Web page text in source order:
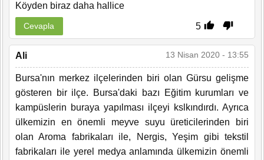
Köyden biraz daha hallice
5
Cevapla
Ali 13 Nisan 2020 - 13:55
Bursa'nın merkez ilçelerinden biri olan Gürsu gelişme
gösteren bir ilçe. Bursa'daki bazı Eğitim kurumları ve
kampüslerin buraya yapılması ilçeyi kslkındırdı. Ayrıca
ülkemizin en önemli meyve suyu üreticilerinden biri
olan Aroma fabrikaları ile, Nergis, Yeşim gibi tekstil
fabrikaları ile yerel medya anlamında ülkemizin önemli